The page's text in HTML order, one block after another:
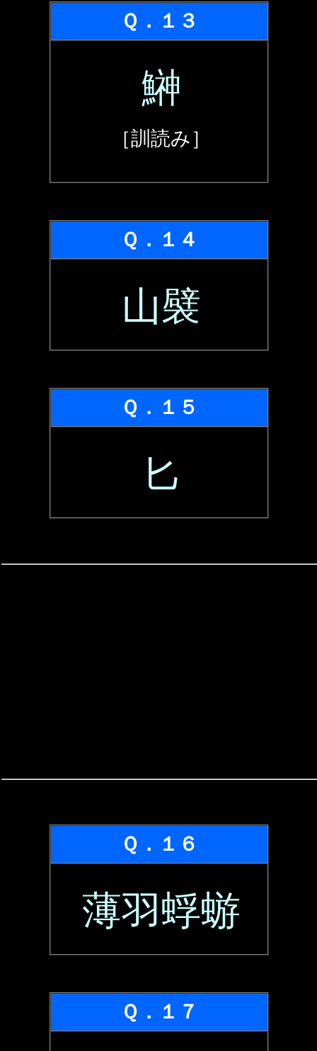
Ｑ．１３
鰰
［訓読み］
Ｑ．１４
山襞
Ｑ．１５
匕
Ｑ．１６
薄羽蜉蝣
Ｑ．１７